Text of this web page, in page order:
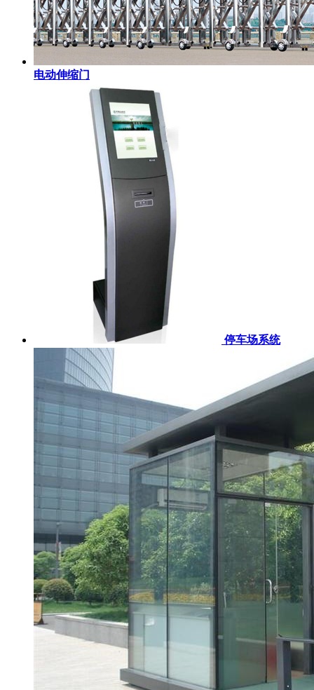
电动伸缩门
停车场系统